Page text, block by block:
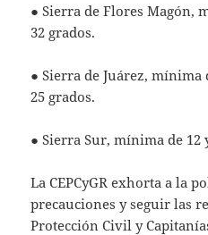
● Sierra de Flores Magón,
32 grados.
● Sierra de Juárez, mínima
25 grados.
● Sierra Sur, mínima de 12
La CEPCyGR exhorta a la
precauciones y seguir las
Protección Civil y